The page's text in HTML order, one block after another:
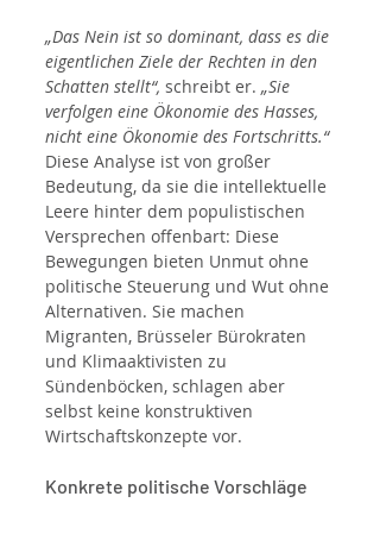
„Das Nein ist so dominant, dass es die
eigentlichen Ziele der Rechten in den
Schatten stellt“, schreibt er. „Sie
verfolgen eine Ökonomie des Hasses,
nicht eine Ökonomie des Fortschritts.“
Diese Analyse ist von großer
Bedeutung, da sie die intellektuelle
Leere hinter dem populistischen
Versprechen offenbart: Diese
Bewegungen bieten Unmut ohne
politische Steuerung und Wut ohne
Alternativen. Sie machen
Migranten, Brüsseler Bürokraten
und Klimaaktivisten zu
Sündenböcken, schlagen aber
selbst keine konstruktiven
Wirtschaftskonzepte vor.
Konkrete politische Vorschläge